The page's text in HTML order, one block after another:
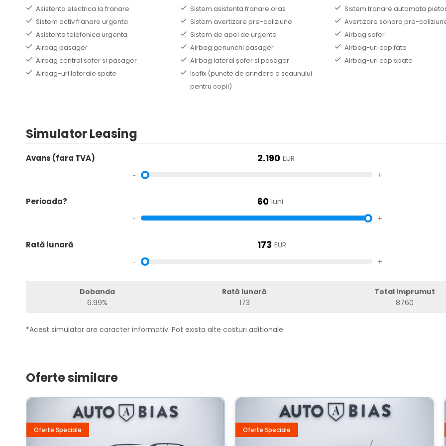
Asistenta electrica la franare
Sistem asistenta franare oras
Sistem franare automata
Sistem activ franare urgenta
Sistem avertizare pre-coliziune
Avertizare sonora pre-
Asistenta telefonica urgenta
Sistem de apel de urgenta
Airbag sofer
Airbag pasager
Airbag genunchi pasager
Airbag-uri cap fata
Airbag central sofer si pasager
Airbag lateral șofer si pasager
Airbag-uri cap spate
Airbag-uri laterale spate
Isofix (puncte de prindere a scaunului
pentru copii)
Simulator Leasing
Avans (fara TVA) 2.190 EUR
- +
Perioada? 60 luni
- +
Rată lunară 173 EUR
- +
Dobanda
6.99%
Rată lunară
173
Total imprumut
8760
*Acest simulator are caracter informativ. Pot exista alte costuri aditionale.
Oferte similare
Oferte Speciale Oferte Speciale